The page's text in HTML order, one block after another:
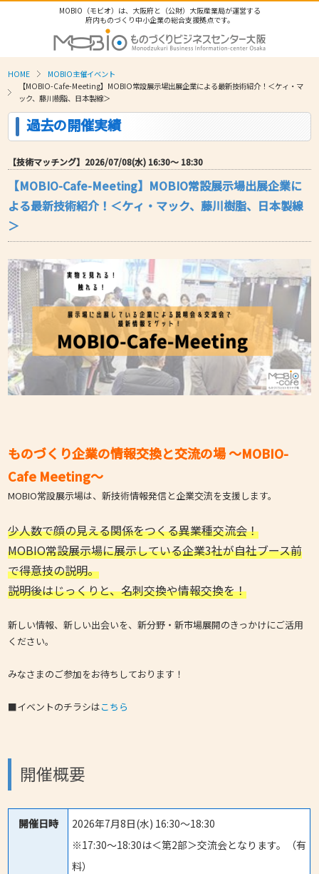
MOBIO（モビオ）は、大阪府と（公財）大阪産業局が運営する
府内ものづくり中小企業の総合支援拠点です。
HOME
MOBIO主催イベント
【MOBIO-Cafe-Meeting】MOBIO常設展示場出展企業による最新技術紹介！＜ケィ・マ
ック、藤川樹脂、日本製線＞
過去の開催実績
【技術マッチング】2026/07/08(水) 16:30〜 18:30
【MOBIO-Cafe-Meeting】MOBIO常設展示場出展企業に
よる最新技術紹介！＜ケィ・マック、藤川樹脂、日本製線
＞
ものづくり企業の情報交換と交流の場 ～MOBIO-
Cafe Meeting～
MOBIO常設展示場は、新技術情報発信と企業交流を支援します。
少人数で顔の見える関係をつくる異業種交流会！
MOBIO常設展示場に展示している企業3社が自社ブース前
で得意技の説明。
説明後はじっくりと、名刺交換や情報交換を！
新しい情報、新しい出会いを、新分野・新市場展開のきっかけにご活用
ください。
みなさまのご参加をお待ちしております！
■イベントのチラシはこちら
開催概要
開催日時
2026年7月8日(水) 16:30～18:30
※17:30～18:30は＜第2部＞交流会となります。（有
料）